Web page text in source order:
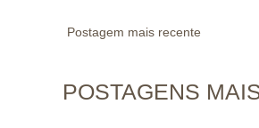
Postagem mais recente
POSTAGENS